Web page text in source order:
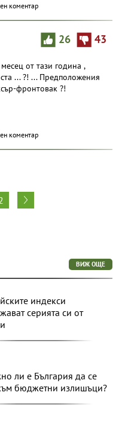
коментар
26 43
от тази година ,
... ?! ... Предположения
фронтовак ?!
коментар
ВИЖ ОЩЕ
индекси
серията си от
ли е България да се
бюджетни излишъци?